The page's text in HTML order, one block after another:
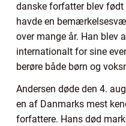
danske forfatter blev født
havde en
over mange år. Han blev
internationalt for sine
berøre både børn og
Andersen døde den 4.
en af Danmarks mest
forfattere. Hans død